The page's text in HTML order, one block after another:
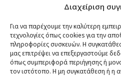
Διαχείριση
Για να παρέχουμε την καλύτερη
τεχνολογίες όπως cookies για την
πληροφορίες συσκευών. Η
μας επιτρέψει να επεξεργαστούμε
όπως συμπεριφορά περιήγησης ή
τον ιστότοπο. Η μη συγκατάθεση ή η
Κίνημα ΝΙΚΗ – Ποιοι είμαστε,
Θέσεις
Πρόσωπα
Όργανα και ομάδες
Βίντεο